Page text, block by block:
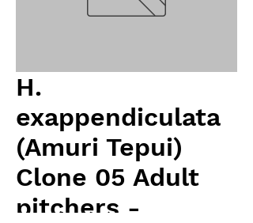
H.
exappendiculata
(Amuri Tepui)
Clone 05 Adult
pitchers -